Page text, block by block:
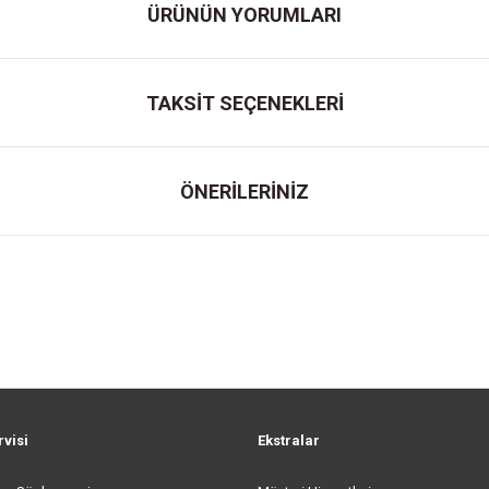
ÜRÜNÜN YORUMLARI
TAKSİT SEÇENEKLERİ
ÖNERİLERİNİZ
Ekstralar